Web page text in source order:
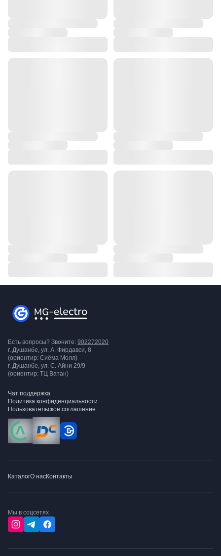
Есть вопросы? Звоните: 902272020
г. Душанбе, ул. А. Фирдавси, 8
(ориентир: Сиёма Молл)
г. Душанбе, ул. С. Айни 29/9
(ориентир: ТЦ Ватан)
Чат поддержка
Политика конфиденциальности
Пользовательское соглашение
КаталогО насКонтакты
Мы в соцсетях